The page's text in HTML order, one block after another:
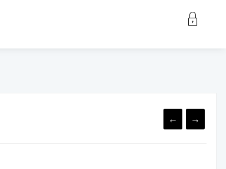
← →